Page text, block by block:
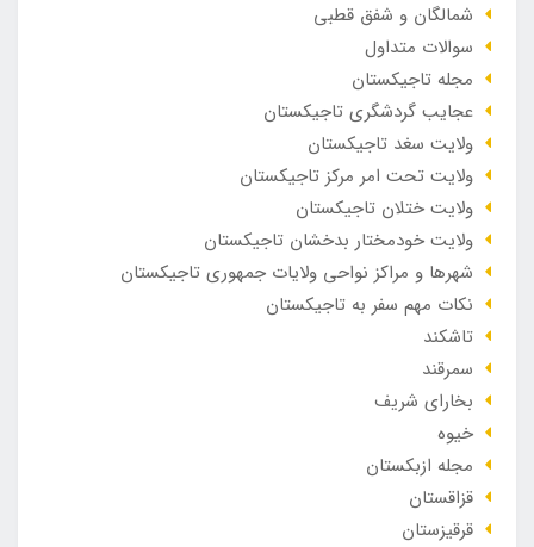
شمالگان و شفق قطبی
سوالات متداول
مجله تاجیکستان
عجایب گردشگری تاجیکستان
ولایت سغد تاجیکستان
ولایت تحت امر مرکز تاجیکستان
ولایت ختلان تاجیکستان
ولایت خودمختار بدخشان تاجیکستان
شهرها و مراکز نواحی ولایات جمهوری تاجیکستان
نکات مهم سفر به تاجیکستان
تاشکند
سمرقند
بخارای شریف
خیوه
مجله ازبکستان
قزاقستان
قرقیزستان